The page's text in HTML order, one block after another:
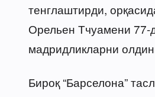
тенглаштирди,
Орельен Тчуамени 77-
мадридликларни
Бироқ “Барселона”